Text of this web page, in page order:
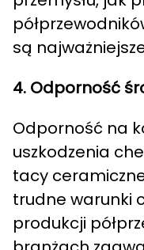
są
4. Odporność
Odporność na
uszkodzenia
tacy
trudne warunki
produkcji